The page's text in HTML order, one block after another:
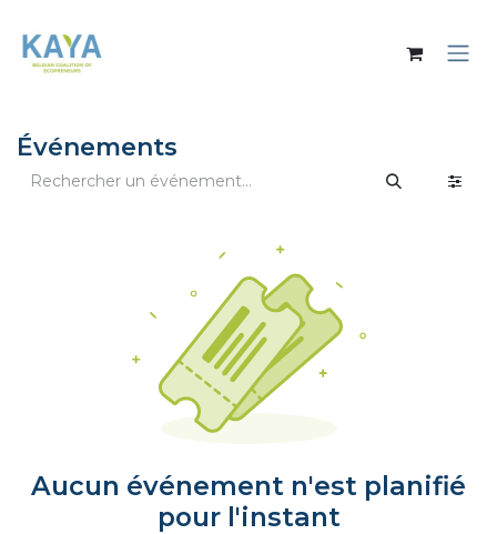
Événements
Aucun événement n'est planifié
pour l'instant